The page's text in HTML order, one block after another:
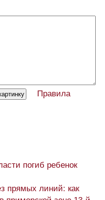
Правила
погиб ребенок
прямых линий: как